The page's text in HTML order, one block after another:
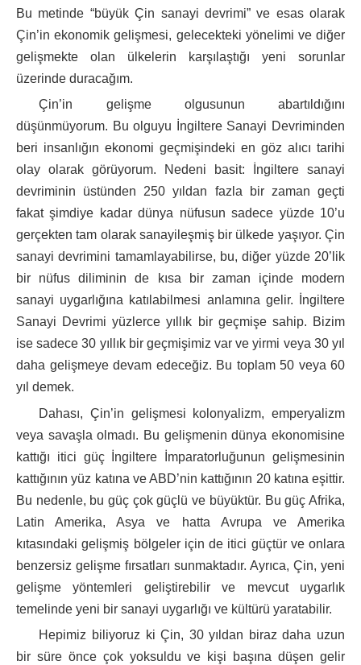
Bu metinde “büyük Çin sanayi devrimi” ve esas olarak
Çin’in ekonomik gelişmesi, gelecekteki yönelimi ve diğer
gelişmekte olan ülkelerin karşılaştığı yeni sorunlar
üzerinde duracağım.
Çin’in gelişme olgusunun abartıldığını
düşünmüyorum. Bu olguyu İngiltere Sanayi Devriminden
beri insanlığın ekonomi geçmişindeki en göz alıcı tarihi
olay olarak görüyorum. Nedeni basit: İngiltere sanayi
devriminin üstünden 250 yıldan fazla bir zaman geçti
fakat şimdiye kadar dünya nüfusun sadece yüzde 10’u
gerçekten tam olarak sanayileşmiş bir ülkede yaşıyor. Çin
sanayi devrimini tamamlayabilirse, bu, diğer yüzde 20’lik
bir nüfus diliminin de kısa bir zaman içinde modern
sanayi uygarlığına katılabilmesi anlamına gelir. İngiltere
Sanayi Devrimi yüzlerce yıllık bir geçmişe sahip. Bizim
ise sadece 30 yıllık bir geçmişimiz var ve yirmi veya 30 yıl
daha gelişmeye devam edeceğiz. Bu toplam 50 veya 60
yıl demek.
Dahası, Çin’in gelişmesi kolonyalizm, emperyalizm
veya savaşla olmadı. Bu gelişmenin dünya ekonomisine
kattığı itici güç İngiltere İmparatorluğunun gelişmesinin
kattığının yüz katına ve ABD’nin kattığının 20 katına eşittir.
Bu nedenle, bu güç çok güçlü ve büyüktür. Bu güç Afrika,
Latin Amerika, Asya ve hatta Avrupa ve Amerika
kıtasındaki gelişmiş bölgeler için de itici güçtür ve onlara
benzersiz gelişme fırsatları sunmaktadır. Ayrıca, Çin, yeni
gelişme yöntemleri geliştirebilir ve mevcut uygarlık
temelinde yeni bir sanayi uygarlığı ve kültürü yaratabilir.
Hepimiz biliyoruz ki Çin, 30 yıldan biraz daha uzun
bir süre önce çok yoksuldu ve kişi başına düşen gelir